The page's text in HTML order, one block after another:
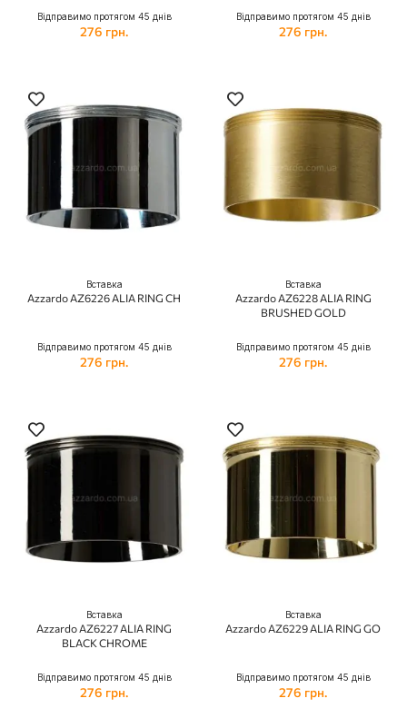
Відправимо протягом 45 днів
276 грн.
Відправимо протягом 45 днів
276 грн.
Вставка
Azzardo AZ6226 ALIA RING CH
Відправимо протягом 45 днів
276 грн.
Вставка
Azzardo AZ6228 ALIA RING
BRUSHED GOLD
Відправимо протягом 45 днів
276 грн.
Вставка
Azzardo AZ6227 ALIA RING
BLACK CHROME
Відправимо протягом 45 днів
276 грн.
Вставка
Azzardo AZ6229 ALIA RING GO
Відправимо протягом 45 днів
276 грн.